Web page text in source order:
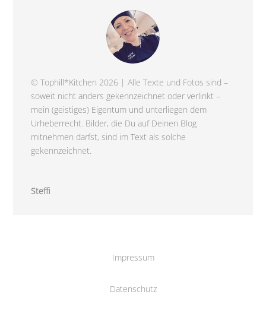
© Tophill*Kitchen 2026 | Alle Texte und Fotos sind –
soweit nicht anders gekennzeichnet oder verlinkt –
mein (geistiges) Eigentum und unterliegen dem
Urheberrecht. Bilder, die Du auf Deinen Blog
mitnehmen darfst, sind im Text als solche
gekennzeichnet.
Steffi
Impressum
Datenschutz